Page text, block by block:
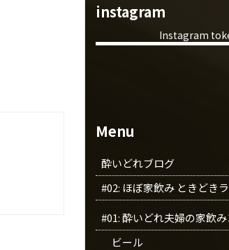
instagram
Instagram
Menu
酔いどれブログ
#02: ほぼ家飲み ときどき
#01: 酔いどれ夫婦の家飲
ビール